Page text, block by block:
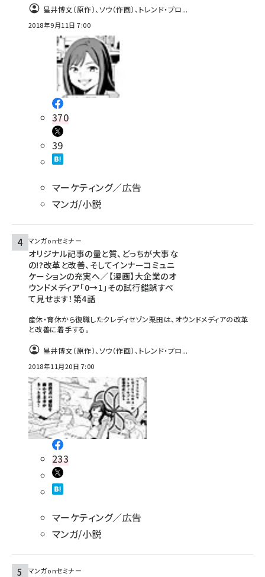
星井博文（原作）、ソウ（作画）、トレンド・プロ...
2018年9月11日 7:00
370
39
マーケティング／広告
マンガ/小説
マンガonセミナー
オリジナル記事の量と質、どっちが大事な
の!?――改革と改善、そしてインナーコミュニ
ケーションの充実へ／【漫画】大企業のオ
ウンドメディア「0→1」その試行錯誤すべ
て見せます！第4話
産休・育休から復職したクレディセゾン栗田は、オウンドメディアの改革
と改善に着手する。
星井博文（原作）、ソウ（作画）、トレンド・プロ...
2018年11月20日 7:00
233
マーケティング／広告
マンガ/小説
マンガonセミナー